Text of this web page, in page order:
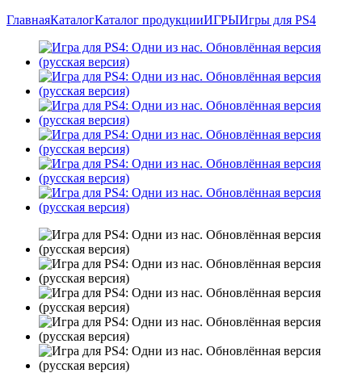
ГлавнаяКаталогКаталог продукцииИГРЫИгры для PS4